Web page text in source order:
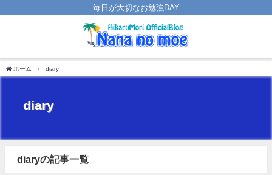
毎日が大切なお勉強DAY
ホーム diary
diary
diaryの記事一覧